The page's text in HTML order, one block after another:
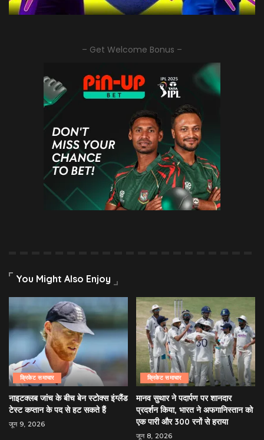
– Get Welcome Bonus –
You Might Also Enjoy
क्रिकेट समाचार
नाइटक्लब जांच के बीच बेन स्टोक्स इंग्लैंड
टेस्ट कप्तान के पद से हट सकते हैं
जून 9, 2026
क्रिकेट समाचार
मानव सुथार ने पदार्पण पर शानदार
प्रदर्शन किया, भारत ने अफगानिस्तान को
एक पारी और 300 रनों से हराया
जून 8, 2026